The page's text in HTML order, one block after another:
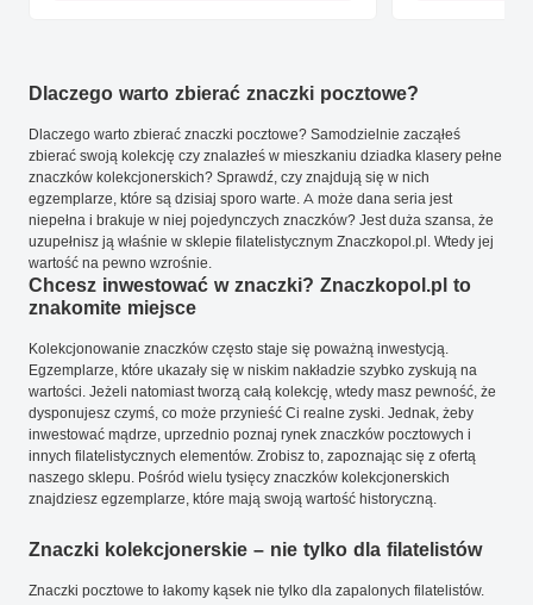
Dlaczego warto zbierać znaczki pocztowe?
Dlaczego warto zbierać znaczki pocztowe? Samodzielnie zacząłeś
zbierać swoją kolekcję czy znalazłeś w mieszkaniu dziadka klasery pełne
znaczków kolekcjonerskich? Sprawdź, czy znajdują się w nich
egzemplarze, które są dzisiaj sporo warte. A może dana seria jest
niepełna i brakuje w niej pojedynczych znaczków? Jest duża szansa, że
uzupełnisz ją właśnie w sklepie filatelistycznym Znaczkopol.pl. Wtedy jej
wartość na pewno wzrośnie.
Chcesz inwestować w znaczki? Znaczkopol.pl to
znakomite miejsce
Kolekcjonowanie znaczków często staje się poważną inwestycją.
Egzemplarze, które ukazały się w niskim nakładzie szybko zyskują na
wartości. Jeżeli natomiast tworzą całą kolekcję, wtedy masz pewność, że
dysponujesz czymś, co może przynieść Ci realne zyski. Jednak, żeby
inwestować mądrze, uprzednio poznaj rynek znaczków pocztowych i
innych filatelistycznych elementów. Zrobisz to, zapoznając się z ofertą
naszego sklepu. Pośród wielu tysięcy znaczków kolekcjonerskich
znajdziesz egzemplarze, które mają swoją wartość historyczną.
Znaczki kolekcjonerskie – nie tylko dla filatelistów
Znaczki pocztowe to łakomy kąsek nie tylko dla zapalonych filatelistów.